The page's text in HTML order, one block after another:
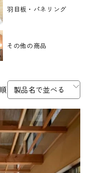
羽目板・パネリング
その他の商品